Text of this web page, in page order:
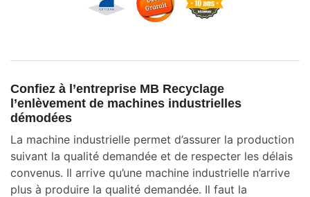
Confiez à l’entreprise MB Recyclage
l’enlèvement de machines industrielles
démodées
La machine industrielle permet d’assurer la production
suivant la qualité demandée et de respecter les délais
convenus. Il arrive qu’une machine industrielle n’arrive
plus à produire la qualité demandée. Il faut la